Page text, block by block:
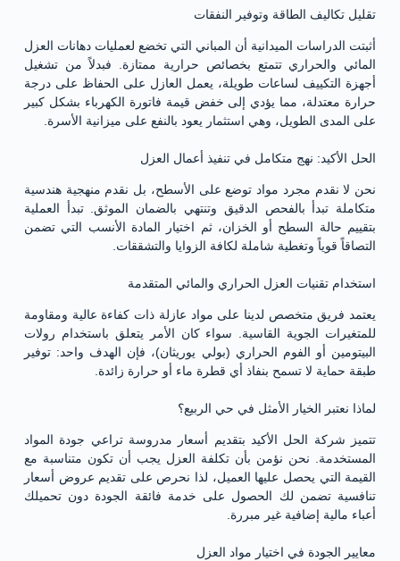
تقليل تكاليف الطاقة وتوفير النفقات
أثبتت الدراسات الميدانية أن المباني التي تخضع لعمليات دهانات العزل
المائي والحراري تتمتع بخصائص حرارية ممتازة. فبدلاً من تشغيل
أجهزة التكييف لساعات طويلة، يعمل العازل على الحفاظ على درجة
حرارة معتدلة، مما يؤدي إلى خفض قيمة فاتورة الكهرباء بشكل كبير
على المدى الطويل، وهي استثمار يعود بالنفع على ميزانية الأسرة.
الحل الأكيد: نهج متكامل في تنفيذ أعمال العزل
نحن لا نقدم مجرد مواد توضع على الأسطح، بل نقدم منهجية هندسية
متكاملة تبدأ بالفحص الدقيق وتنتهي بالضمان الموثق. تبدأ العملية
بتقييم حالة السطح أو الخزان، ثم اختيار المادة الأنسب التي تضمن
التصاقاً قوياً وتغطية شاملة لكافة الزوايا والتشققات.
استخدام تقنيات العزل الحراري والمائي المتقدمة
يعتمد فريق متخصص لدينا على مواد عازلة ذات كفاءة عالية ومقاومة
للمتغيرات الجوية القاسية. سواء كان الأمر يتعلق باستخدام رولات
البيتومين أو الفوم الحراري (بولي يوريثان)، فإن الهدف واحد: توفير
طبقة حماية لا تسمح بنفاذ أي قطرة ماء أو حرارة زائدة.
لماذا نعتبر الخيار الأمثل في حي الربيع؟
تتميز شركة الحل الأكيد بتقديم أسعار مدروسة تراعي جودة المواد
المستخدمة. نحن نؤمن بأن تكلفة العزل يجب أن تكون متناسبة مع
القيمة التي يحصل عليها العميل، لذا نحرص على تقديم عروض أسعار
تنافسية تضمن لك الحصول على خدمة فائقة الجودة دون تحميلك
أعباء مالية إضافية غير مبررة.
معايير الجودة في اختيار مواد العزل